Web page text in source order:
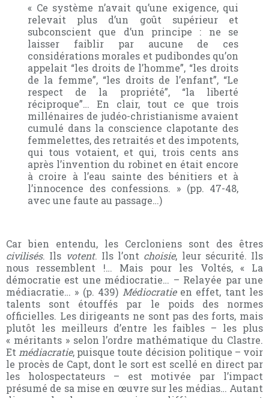
« Ce système n’avait qu’une exigence, qui
relevait plus d’un goût supérieur et
subconscient que d’un principe : ne se
laisser faiblir par aucune de ces
considérations morales et pudibondes qu’on
appelait “les droits de l’homme”, “les droits
de la femme”, “les droits de l’enfant”, “Le
respect de la propriété”, “la liberté
réciproque”… En clair, tout ce que trois
millénaires de judéo-christianisme avaient
cumulé dans la conscience clapotante des
femmelettes, des retraités et des impotents,
qui tous votaient, et qui, trois cents ans
après l’invention du robinet en était encore
à croire à l’eau sainte des bénitiers et à
l’innocence des confessions. » (pp. 47-48,
avec une faute au passage…)
Car bien entendu, les Cercloniens sont des êtres
civilisés. Ils votent. Ils l’ont choisie, leur sécurité. Ils
nous ressemblent !… Mais pour les Voltés, « La
démocratie est une médiocratie… – Relayée par une
médiacratie… » (p. 439) Médiocratieen effet, tant les
talents sont étouffés par le poids des normes
officielles. Les dirigeants ne sont pas des forts, mais
plutôt les meilleurs d’entre les faibles – les plus
« méritants » selon l’ordre mathématique du Clastre.
Et médiacratie, puisque toute décision politique – voir
le procès de Capt, dont le sort est scellé en direct par
les holospectateurs – est motivée par l’impact
présumé de sa mise en œuvre sur les médias… Autant